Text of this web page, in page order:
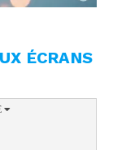
ÉCRANS